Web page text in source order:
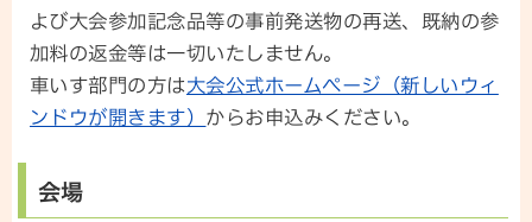
よび大会参加記念品等の事前発送物の再送、既納の参
加料の返金等は一切いたしません。
車いす部門の方は大会公式ホームページ（新しいウィ
ンドウが開きます） からお申込みください。
会場